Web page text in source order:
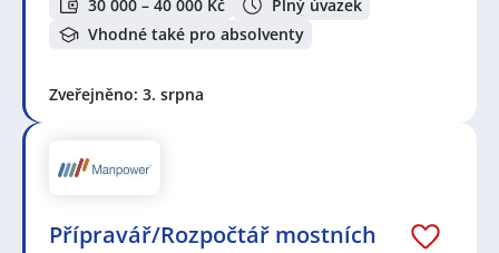
30 000 – 40 000 Kč
Plný úvazek
Vhodné také pro absolventy
Zveřejněno: 3. srpna
Přípravář/Rozpočtář mostních